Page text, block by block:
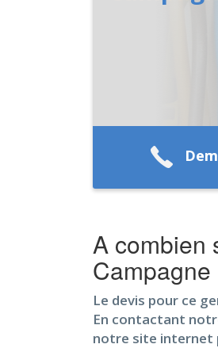
A combien
Campagne
Le devis pour ce
En contactant
notre site internet